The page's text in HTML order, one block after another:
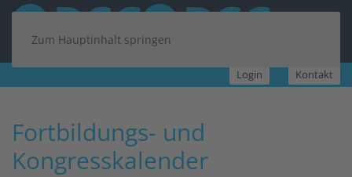
Zum Hauptinhalt springen
Login Kontakt
Fortbildungs- und
Kongresskalender